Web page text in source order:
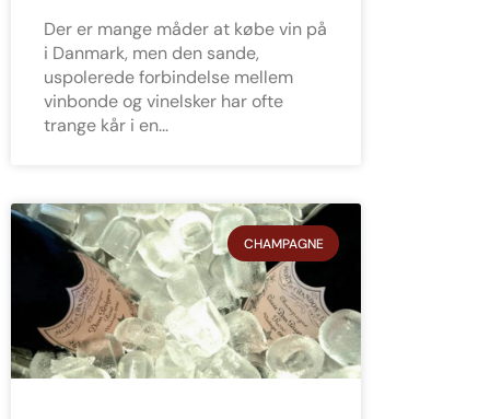
Der er mange måder at købe vin på
i Danmark, men den sande,
uspolerede forbindelse mellem
vinbonde og vinelsker har ofte
trange kår i en
CHAMPAGNE